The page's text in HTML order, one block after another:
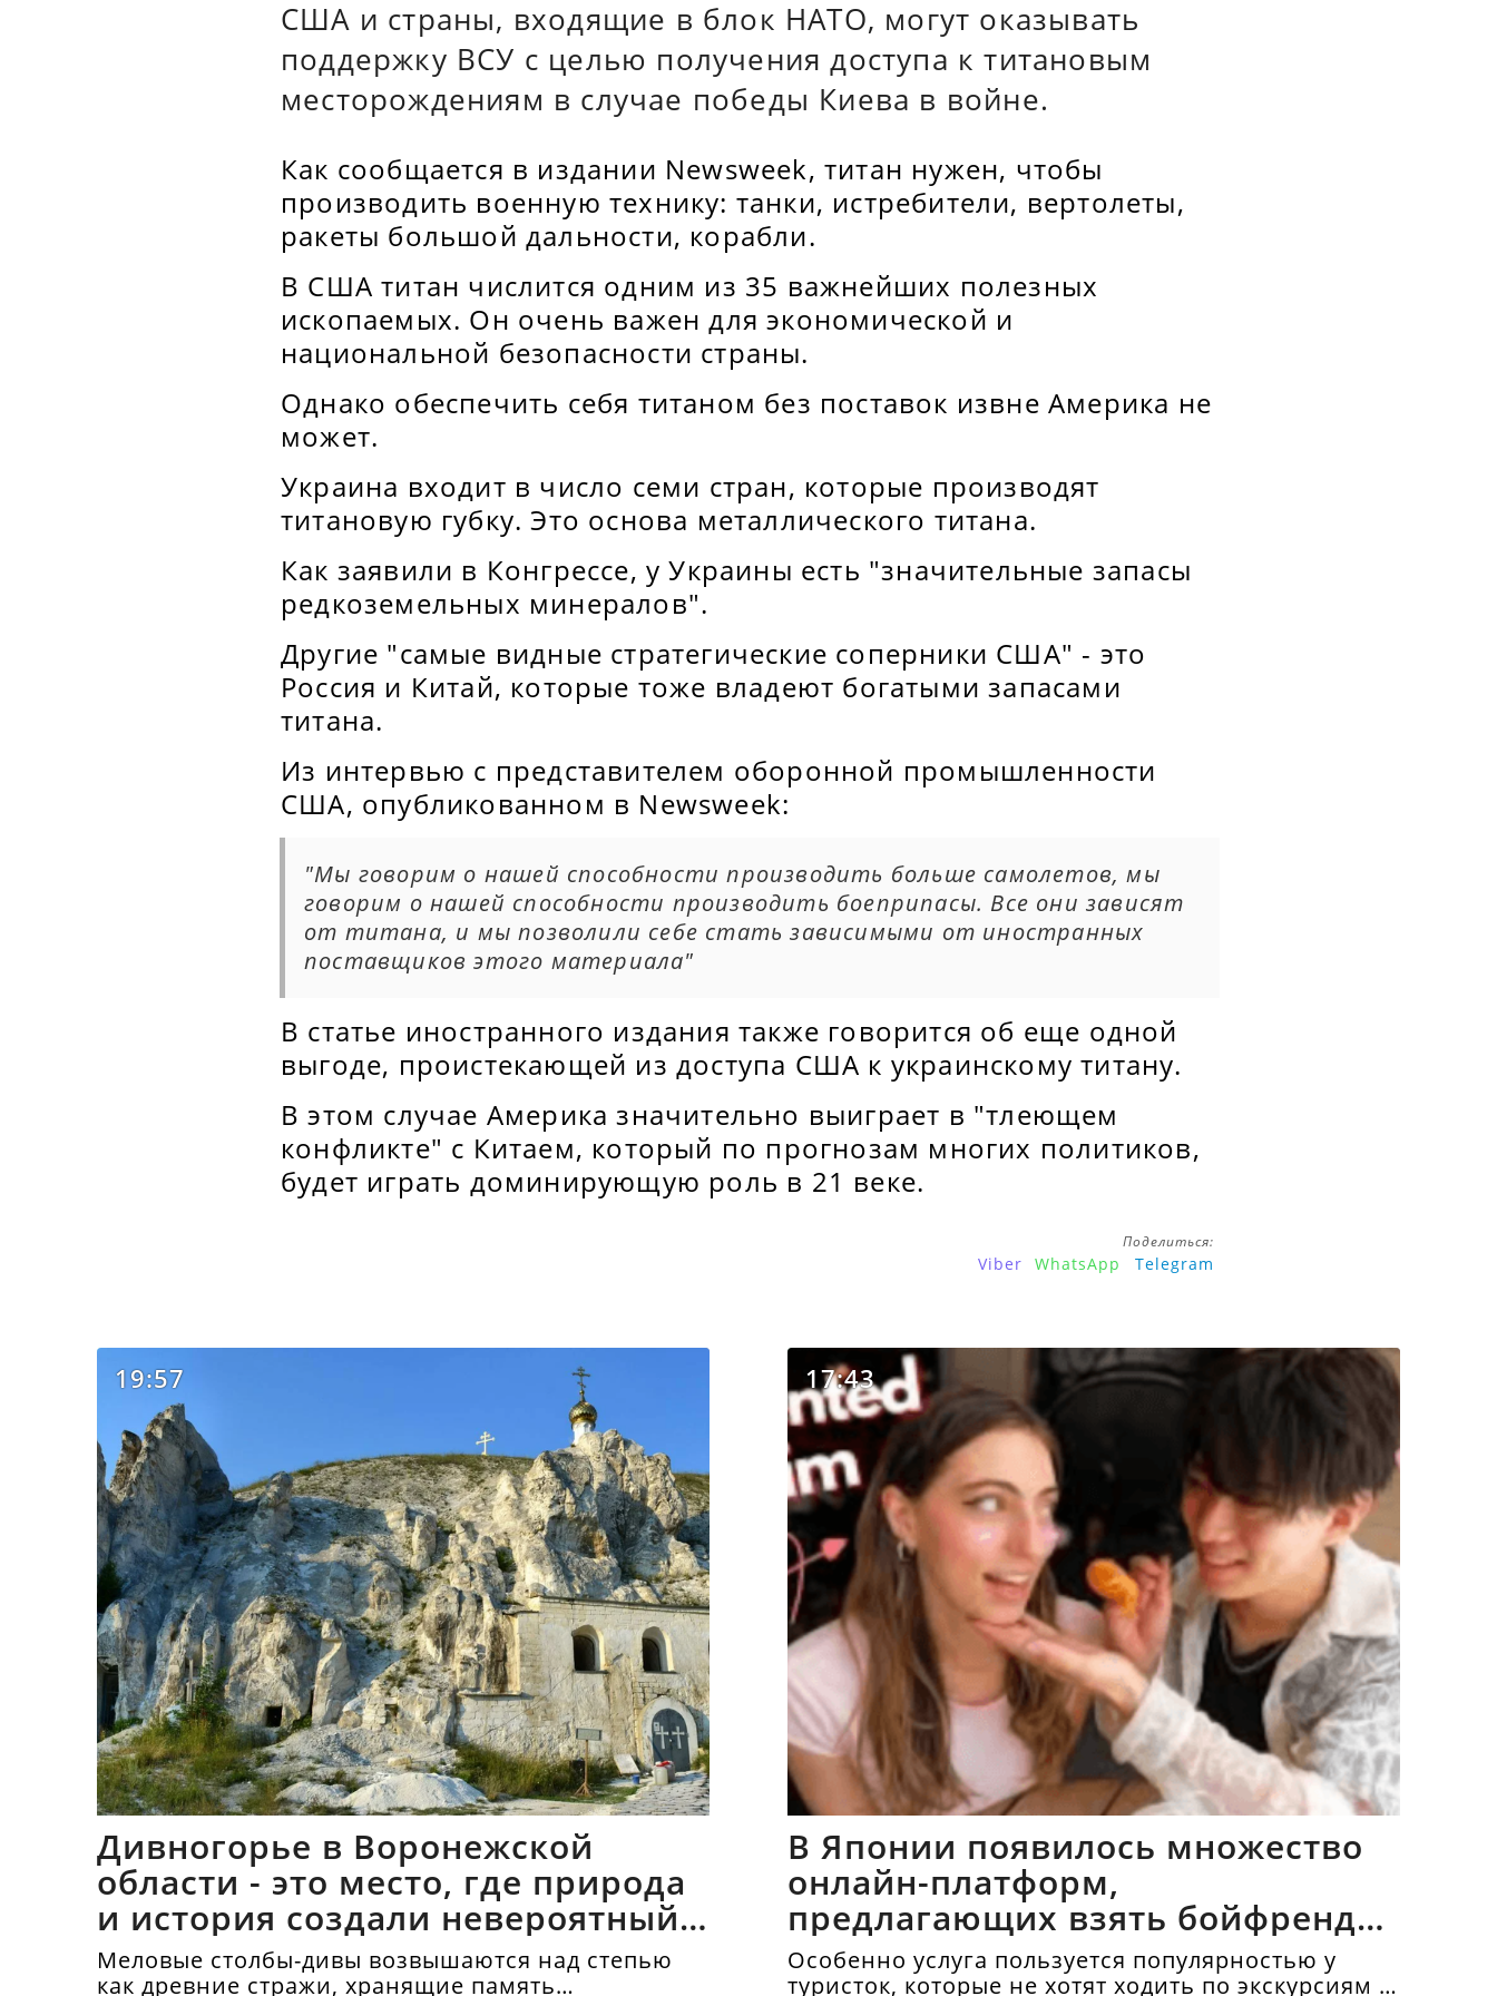
США и страны, входящие в блок НАТО, могут оказывать
поддержку ВСУ с целью получения доступа к титановым
месторождениям в случае победы Киева в войне.
Как сообщается в издании Newsweek, титан нужен, чтобы
производить военную технику: танки, истребители, вертолеты,
ракеты большой дальности, корабли.
В США титан числится одним из 35 важнейших полезных
ископаемых. Он очень важен для экономической и
национальной безопасности страны.
Однако обеспечить себя титаном без поставок извне Америка не
может.
Украина входит в число семи стран, которые производят
титановую губку. Это основа металлического титана.
Как заявили в Конгрессе, у Украины есть "значительные запасы
редкоземельных минералов".
Другие "самые видные стратегические соперники США" - это
Россия и Китай, которые тоже владеют богатыми запасами
титана.
Из интервью с представителем оборонной промышленности
США, опубликованном в Newsweek:
"Мы говорим о нашей способности производить больше самолетов, мы
говорим о нашей способности производить боеприпасы. Все они зависят
от титана, и мы позволили себе стать зависимыми от иностранных
поставщиков этого материала"
В статье иностранного издания также говорится об еще одной
выгоде, проистекающей из доступа США к украинскому титану.
В этом случае Америка значительно выиграет в "тлеющем
конфликте" с Китаем, который по прогнозам многих политиков,
будет играть доминирующую роль в 21 веке.
Поделиться:
Viber WhatsApp Telegram
19:57
Дивногорье в Воронежской
области - это место, где природа
и история создали невероятный
синтез
Меловые столбы-дивы возвышаются над степью
как древние стражи, хранящие память
17:43
В Японии появилось множество
онлайн-платформ,
предлагающих взять бойфрендов
напрокат
Особенно услуга пользуется популярностью у
туристок, которые не хотят ходить по экскурсиям и